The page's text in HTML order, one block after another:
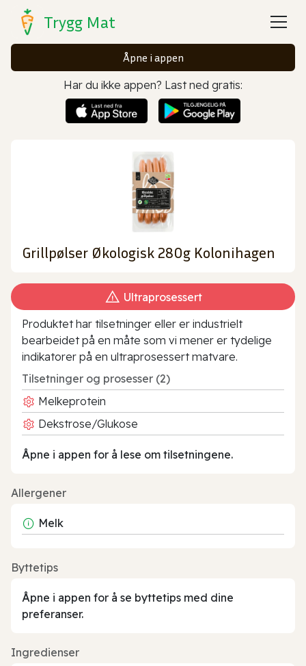
Trygg Mat
Åpne i appen
Har du ikke appen? Last ned gratis:
Grillpølser Økologisk 280g Kolonihagen
Ultraprosessert
Produktet har tilsetninger eller er industrielt
bearbeidet på en måte som vi mener er tydelige
indikatorer på en ultraprosessert matvare.
Tilsetninger og prosesser (2)
Melkeprotein
Dekstrose/Glukose
Åpne i appen for å lese om tilsetningene.
Allergener
Melk
Byttetips
Åpne i appen for å se byttetips med dine
preferanser.
Ingredienser